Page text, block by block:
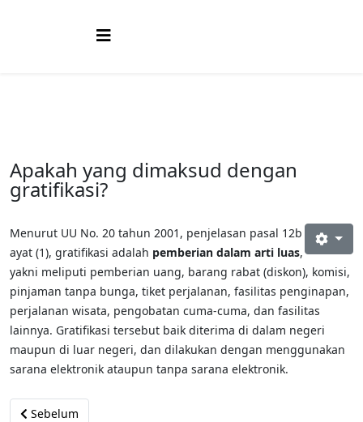
Apakah yang dimaksud dengan
gratifikasi?
Menurut UU No. 20 tahun 2001, penjelasan pasal 12b
ayat (1), gratifikasi adalah pemberian dalam arti luas,
yakni meliputi pemberian uang, barang rabat (diskon), komisi,
pinjaman tanpa bunga, tiket perjalanan, fasilitas penginapan,
perjalanan wisata, pengobatan cuma-cuma, dan fasilitas
lainnya. Gratifikasi tersebut baik diterima di dalam negeri
maupun di luar negeri, dan dilakukan dengan menggunakan
sarana elektronik ataupun tanpa sarana elektronik.
Previous article: Mengapa gratifikasi perlu dilaporkan?
Sebelum